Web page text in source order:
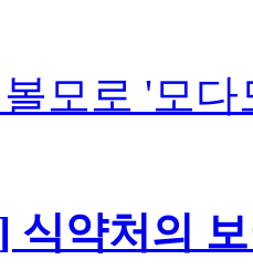
모로 '모
식약처의